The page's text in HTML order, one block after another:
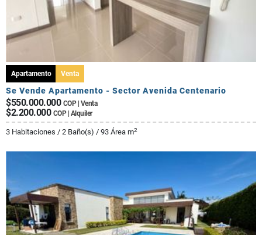
Apartamento Venta
Se Vende Apartamento - Sector Avenida Centenario
$550.000.000 COP | Venta
$2.200.000 COP | Alquiler
3 Habitaciones / 2 Baño(s) / 93 Área m2